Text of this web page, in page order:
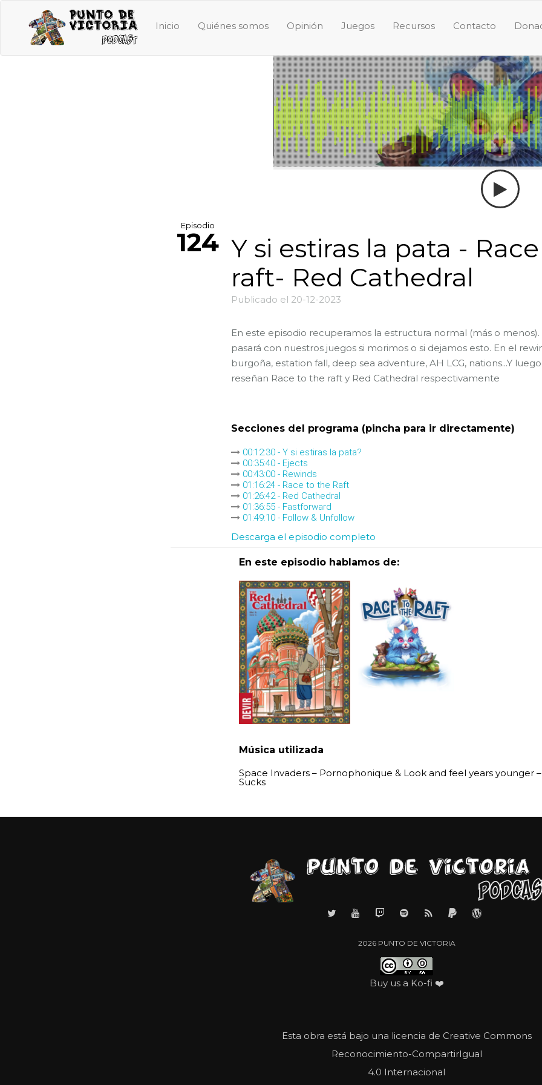
Inicio Quiénes somos Opinión Juegos Recursos Contacto
Episodio
124 Y si estiras la pata -
raft- Red Cathedral
Publicado el 20-12-2023
En este episodio recuperamos la estructura normal (más o
pasará con nuestros juegos si morimos o si dejamos esto. En el
burgoña, estation fall, deep sea adventure, AH LCG, nations...Y
reseñan Race to the raft y Red Cathedral respectivamente
Secciones del programa (pincha para ir directamente)
00:12:30 - Y si estiras la pata?
00:35:40 - Ejects
00:43:00 - Rewinds
01:16:24 - Race to the Raft
01:26:42 - Red Cathedral
01:36:55 - Fastforward
01:49:10 - Follow & Unfollow
Descarga el episodio completo
En este episodio hablamos de:
Música utilizada
Space Invaders – Pornophonique & Look and feel years younger
Sucks
2026 PUNTO DE VICTORIA
Buy us a Ko-fi ❤️
Esta obra está bajo una licencia de Creative Commons
Reconocimiento-CompartirIgual
4.0 Internacional